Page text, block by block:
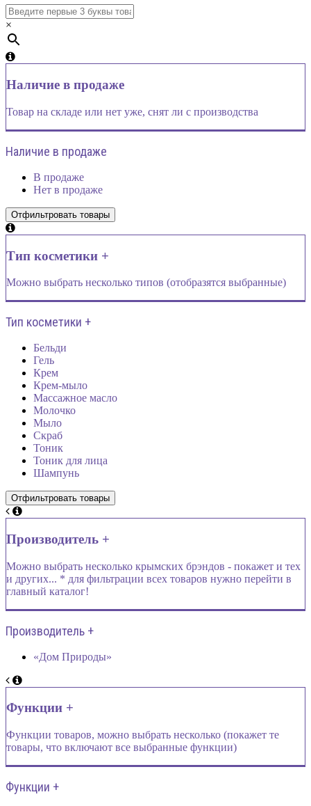
×
Наличие в продаже
Товар на складе или нет уже, снят ли с производства
Наличие в продаже
В продаже
Нет в продаже
Тип косметики +
Можно выбрать несколько типов (отобразятся выбранные)
Тип косметики +
Бельди
Гель
Крем
Крем-мыло
Массажное масло
Молочко
Мыло
Скраб
Тоник
Тоник для лица
Шампунь
Производитель +
Можно выбрать несколько крымских брэндов - покажет и тех
и других... * для фильтрации всех товаров нужно перейти в
главный каталог!
Производитель +
«Дом Природы»
Функции +
Функции товаров, можно выбрать несколько (покажет те
товары, что включают все выбранные функции)
Функции +